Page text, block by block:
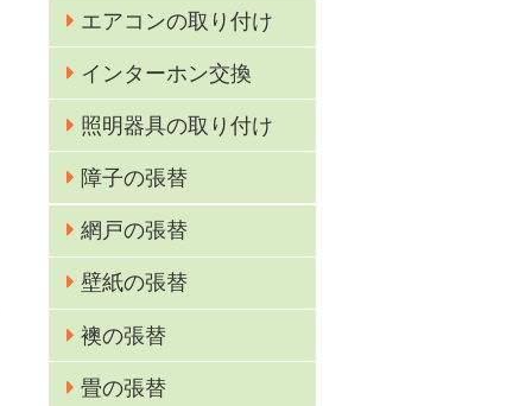
エアコンの取り付け
インターホン交換
照明器具の取り付け
障子の張替
網戸の張替
壁紙の張替
襖の張替
畳の張替